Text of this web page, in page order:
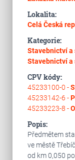
Lokalita:
Celá Česká
Kategorie:
Stavebnictví
Stavebnictví
CPV kódy:
45233100-0 -
45233142-6 -
45233223-8 -
Popis:
Předmětem
ve městě
od km 0,050